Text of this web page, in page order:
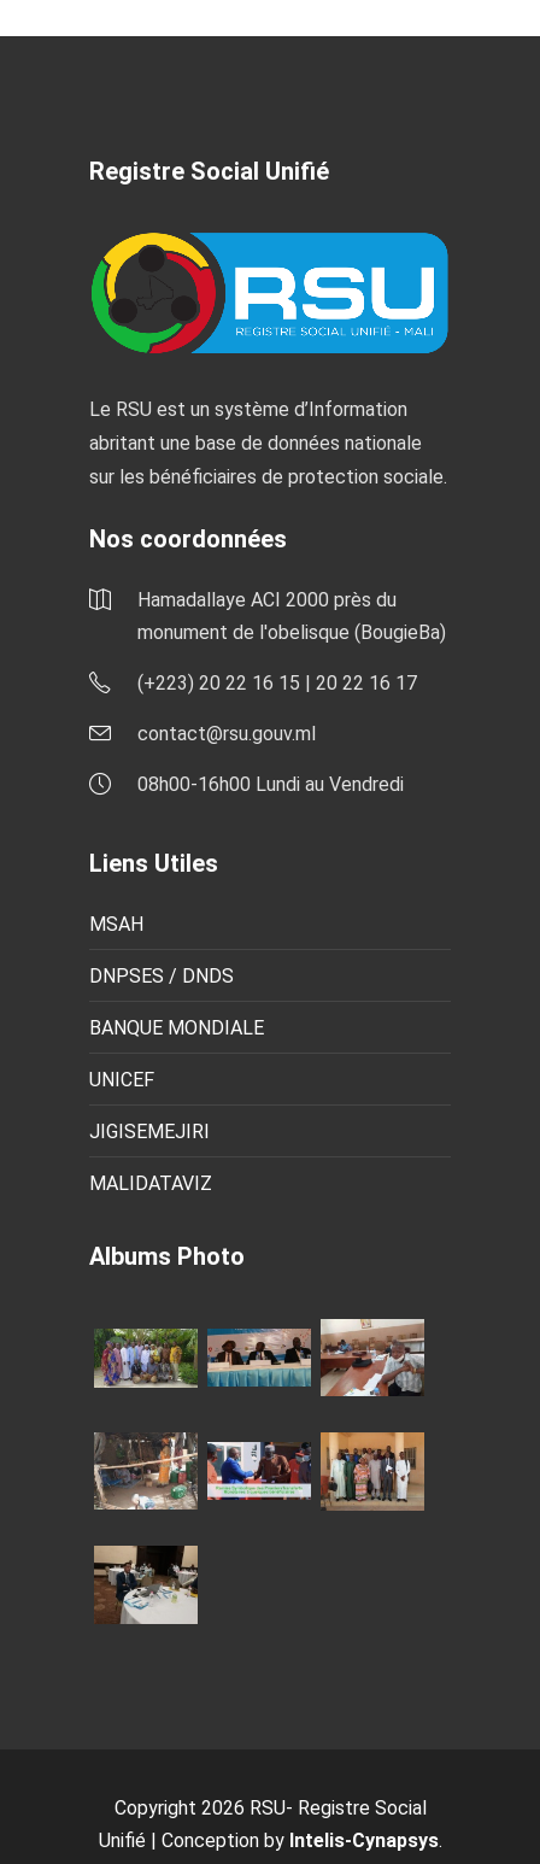
Registre Social Unifié
Le RSU est un système d’Information
abritant une base de données nationale
sur les bénéficiaires de protection sociale.
Nos coordonnées
Hamadallaye ACI 2000 près du
monument de l'obelisque (BougieBa)
(+223) 20 22 16 15 | 20 22 16 17
contact@rsu.gouv.ml
08h00-16h00 Lundi au Vendredi
Liens Utiles
MSAH
DNPSES / DNDS
BANQUE MONDIALE
UNICEF
JIGISEMEJIRI
MALIDATAVIZ
Albums Photo
Copyright 2026 RSU- Registre Social
Unifié | Conception by Intelis-Cynapsys.